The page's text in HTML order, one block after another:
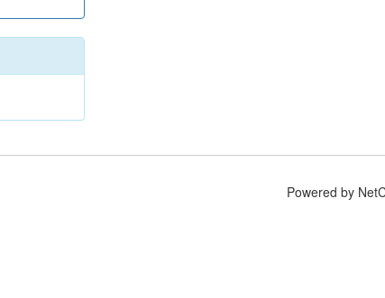
Powered by